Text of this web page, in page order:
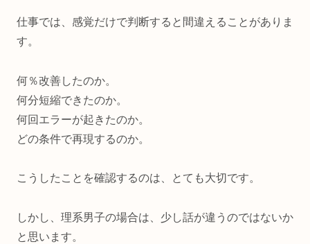
仕事では、感覚だけで判断すると間違えることがありま
す。
何％改善したのか。
何分短縮できたのか。
何回エラーが起きたのか。
どの条件で再現するのか。
こうしたことを確認するのは、とても大切です。
しかし、理系男子の場合は、少し話が違うのではないか
と思います。